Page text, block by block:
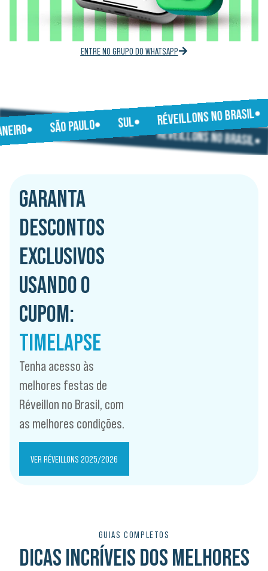
ENTRE NO GRUPO DO WHATSAPP
SÃO PAULO SUL RÉVEILLONS NO BRASIL
SÃO PAULO SUL RÉVEILLONS NO BRASIL
GARANTA
DESCONTOS
EXCLUSIVOS
USANDO O
CUPOM:
TIMELAPSE
Tenha acesso às
melhores festas de
Réveillon no Brasil, com
as melhores condições.
VER RÉVEILLONS 2025/2026
GUIAS COMPLETOS
DICAS INCRÍVEIS DOS MELHORES